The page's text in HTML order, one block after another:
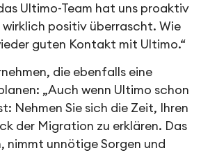
Ultimo-Team hat uns proaktiv
positiv überrascht. Wie
guten Kontakt mit Ultimo.“
die ebenfalls eine
„Auch wenn Ultimo schon
Nehmen Sie sich die Zeit, Ihren
der Migration zu erklären. Das
nimmt unnötige Sorgen und